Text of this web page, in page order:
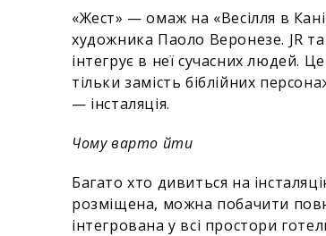
«Жест» — омаж на «Весілля в
художника Паоло Веронезе. JR
інтегрує в неї сучасних людей.
тільки замість біблійних
— інсталяція.
Чому варто йти
Багато хто дивиться на
розміщена, можна побачити
інтегрована у всі простори